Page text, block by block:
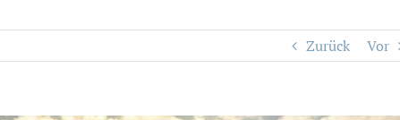
Zurück Vor